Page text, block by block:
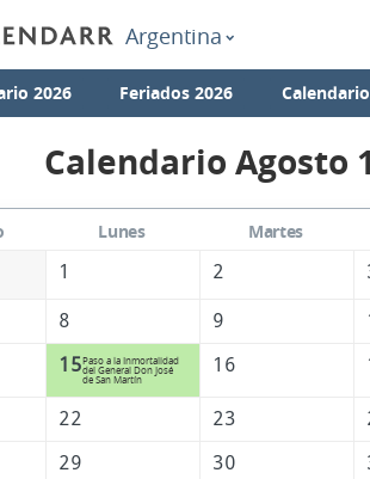
Argentina
2026 Feriados 2026
Calendario Agosto
Lunes Martes
1 2
8 9
15Paso a la Inmortalidad
del General Don José
de San Martín
16
22 23
29 30